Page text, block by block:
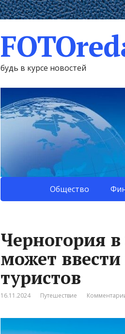
будь в курсе новостей
Общество
Черногория
может
туристов
16.11.2024 Путешествие